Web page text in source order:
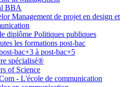
BBA
Management de projet en design et
diplôme Politiques publiques
les formations post-bac
bac+3 à post-bac+5
spécialisé®
of Science
- L'école de communication